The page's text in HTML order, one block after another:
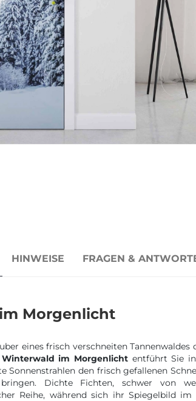
HINWEISE FRAGEN &
Morgenlicht
eines frisch verschneiten Tannenwaldes
im Morgenlicht entführt Sie
Sonnenstrahlen den frisch gefallenen
Dichte Fichten, schwer von
Reihe, während sich ihr Spiegelbild im